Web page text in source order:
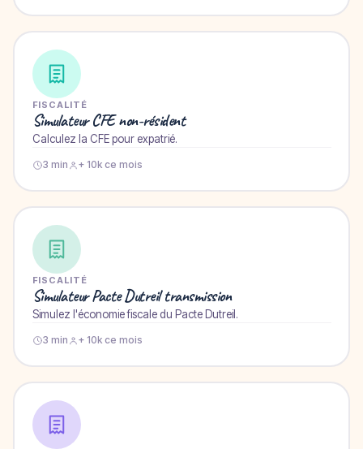
FISCALITÉ
Simulateur CFE non-résident
Calculez la CFE pour expatrié.
3 min + 10k ce mois
FISCALITÉ
Simulateur Pacte Dutreil transmission
Simulez l'économie fiscale du Pacte Dutreil.
3 min + 10k ce mois